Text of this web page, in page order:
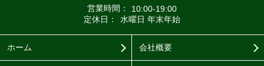
営業時間：
10:00-19:00
定休日：
水曜日 年末年始
ホーム 会社概要